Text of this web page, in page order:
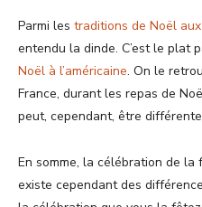
Parmi les traditions de Noël
entendu la dinde. C’est le plat
Noël à l’américaine. On le
France, durant les repas de
peut, cependant, être
En somme, la célébration de
existe cependant des